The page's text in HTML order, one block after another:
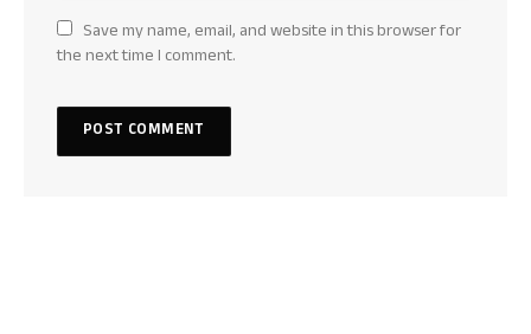
Save my name, email, and website in this browser for
the next time I comment.